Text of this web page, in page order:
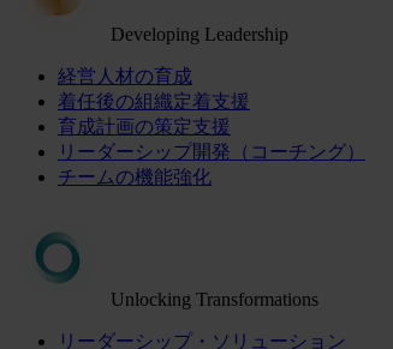
Developing Leadership
経営人材の育成
着任後の組織定着支援
育成計画の策定支援
リーダーシップ開発（コーチング）
チームの機能強化
Unlocking Transformations
リーダーシップ・ソリューション